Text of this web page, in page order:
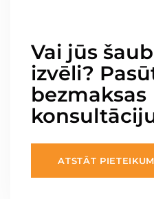
Vai jūs
izvēli?
bezmaksas
ATSTĀT